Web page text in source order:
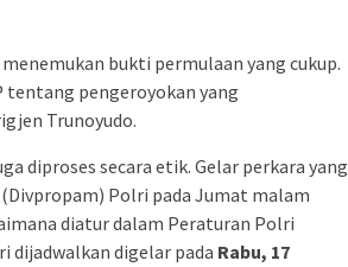
bukti permulaan yang cukup.
tentang pengeroyokan yang
Trunoyudo.
diproses secara etik. Gelar perkara yang
Polri pada Jumat malam
diatur dalam Peraturan Polri
dijadwalkan digelar pada Rabu, 17